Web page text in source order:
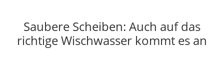
Saubere Scheiben: Auch auf das
richtige Wischwasser kommt es an